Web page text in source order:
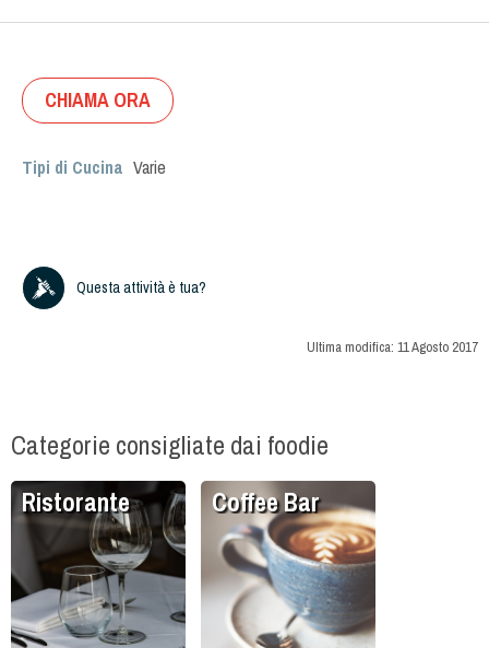
CHIAMA ORA
Tipi di Cucina Varie
Questa attività è tua?
Ultima modifica: 11 Agosto 2017
Categorie consigliate dai foodie
Ristorante Coffee Bar